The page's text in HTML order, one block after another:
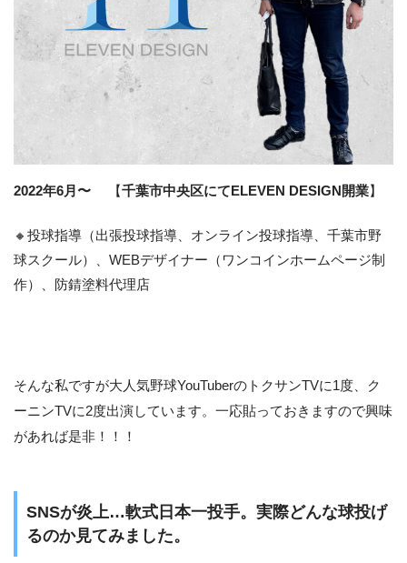
2022年6月〜 【千葉市中央区にてELEVEN DESIGN開業】
🔸投球指導（出張投球指導、オンライン投球指導、千葉市野
球スクール）、WEBデザイナー（ワンコインホームページ制
作）、防錆塗料代理店
そんな私ですが大人気野球YouTuberのトクサンTVに1度、ク
ーニンTVに2度出演しています。一応貼っておきますので興味
があれば是非！！！
SNSが炎上…軟式日本一投手。実際どんな球投げ
るのか見てみました。